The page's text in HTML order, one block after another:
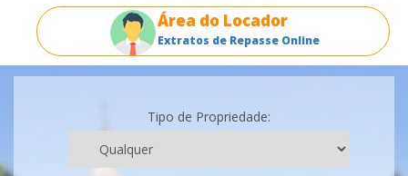
Área do Locador
Extratos de Repasse Online
Tipo de Propriedade: